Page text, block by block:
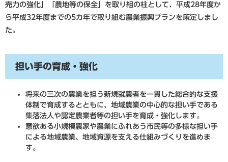
売力の強化」「農地等の保全」を取り組の柱として、平成28年度か
ら平成32年度までの5カ年で取り組む農業振興プランを策定しまし
た。
担い手の育成・強化
将来の三次の農業を担う新規就農者を一貫した総合的な支援
体制で育成するとともに、地域農業の中心的な担い手である
集落法人や認定農業者等の担い手を育成・強化します。
意欲ある小規模農家や農業にふれあう市民等の多様な担い手
による地域農業、地域資源を支える仕組みづくりを進めま
す。